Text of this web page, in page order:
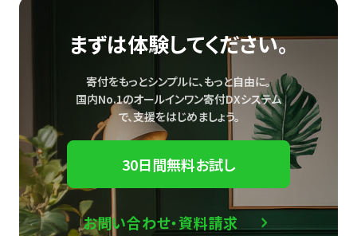
まずは体験してください。
寄付をもっとシンプルに、もっと自由に。
国内No.1のオールインワン寄付DXシステム
で、支援をはじめましょう。
30日間無料お試し
お問い合わせ・資料請求